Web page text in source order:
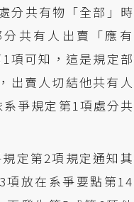
分共有物「全部」時
共有人出賣「應
項可知，這是規定
出賣人切結他共有
爭規定第1項處分
定第2項規定通知
項放在系爭要點第